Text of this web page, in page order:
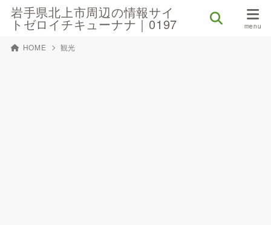
岩手県北上市周辺の情報サイ
トゼロイチキューナナ｜0197
HOME 観光